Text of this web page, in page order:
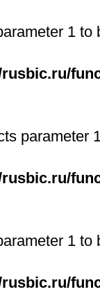
1 to
parameter
1 to